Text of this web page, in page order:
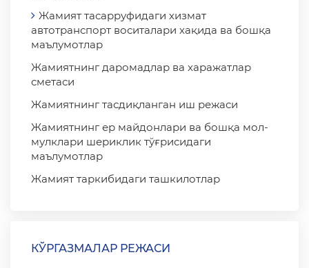
Жамият тасарруфидаги хизмат
автотранспорт воситалари хақида ва бошқа
маълумотлар
Жамиятнинг даромадлар ва харажатлар
сметаси
Жамиятнинг тасдиқланган иш режаси
Жамиятнинг ер майдонлари ва бошқа мол-
мулклари шериклик тўғрисидаги
маълумотлар
Жамият таркибидаги ташкилотлар
КЎРГАЗМАЛАР РЕЖАСИ